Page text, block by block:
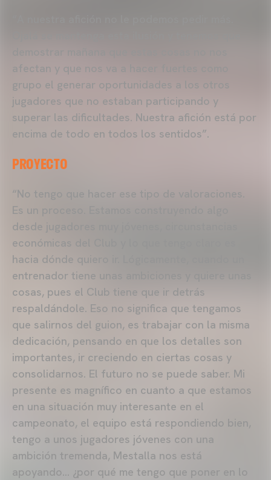
afectan y que nos va a hacer fuertes como
grupo el generar oportunidades a los otros
jugadores que no estaban participando y
superar las dificultades. Nuestra afición está por
encima de todo en todos los sentidos”.
PROYECTO
“No tengo que hacer ese tipo de valoraciones.
Es un proceso. Estamos construyendo algo
desde jugadores muy jóvenes, circunstancias
económicas del Club y lo que tengo claro es
hacia dónde quiero ir. Lógicamente, cuando un
entrenador tiene unas ambiciones y quiere unas
cosas, pues el Club tiene que ir detrás
respaldándole. Eso no significa que tengamos
que salirnos del guion, es trabajar con la misma
dedicación, pensando en que los detalles son
importantes, ir creciendo en ciertas cosas y
consolidarnos. El futuro no se puede saber. Mi
presente es magnífico en cuanto a que estamos
en una situación muy interesante en el
campeonato, el equipo está respondiendo bien,
tengo a unos jugadores jóvenes con una
ambición tremenda, Mestalla nos está
apoyando… ¿por qué me tengo que poner en lo